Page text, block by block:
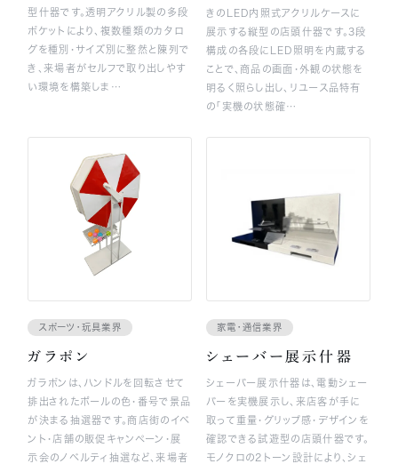
型什器です。透明アクリル製の多段
ポケットにより、複数種類のカタロ
グを種別・サイズ別に整然と陳列で
き、来場者がセルフで取り出しやす
い環境を構築しま…
きのLED内照式アクリルケースに
展示する縦型の店頭什器です。3段
構成の各段にLED照明を内蔵する
ことで、商品の画面・外観の状態を
明るく照らし出し、リユース品特有
の「実機の状態確…
スポーツ・玩具業界
ガラポン
ガラポンは、ハンドルを回転させて
排出されたボールの色・番号で景品
が決まる抽選器です。商店街のイベ
ント・店舗の販促キャンペーン・展
示会のノベルティ抽選など、来場者
家電・通信業界
シェーバー展示什器
シェーバー展示什器は、電動シェー
バーを実機展示し、来店客が手に
取って重量・グリップ感・デザインを
確認できる試遊型の店頭什器です。
モノクロの2トーン設計により、シェ